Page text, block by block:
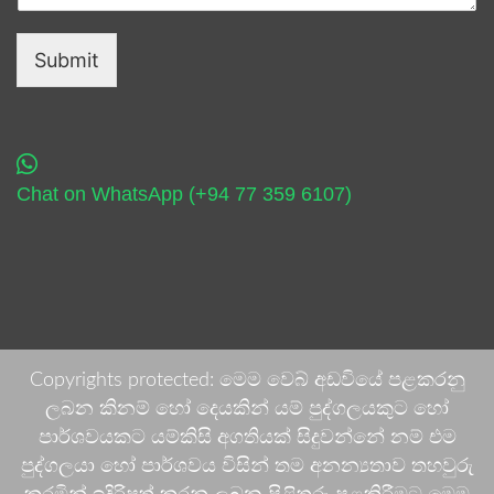
Submit
Chat on WhatsApp (+94 77 359 6107)
Copyrights protected: මෙම වෙබ් අඩවියේ පළකරනු
ලබන කිනම් හෝ දෙයකින් යම් පුද්ගලයකුට හෝ
පාර්ශවයකට යම්කිසි අගතියක් සිදුවන්නේ නම් එම
පුද්ගලයා හෝ පාර්ශවය විසින් තම අනන්‍යතාව තහවුරු